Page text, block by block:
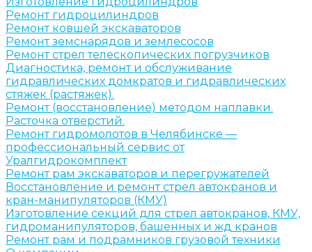
Ремонт гидроцилиндров
Ремонт ковшей экскаваторов
Ремонт земснарядов и землесосов
Ремонт стрел телескопических погрузчиков
Диагностика, ремонт и обслуживание
гидравлических домкратов и гидравлических
стяжек (растяжек).
Ремонт (восстановление) методом наплавки.
Расточка отверстий.
Ремонт гидромолотов в Челябинске —
профессиональный сервис от
Уралгидрокомплект
Ремонт рам экскаваторов и перегружателей
Восстановление и ремонт стрел автокранов и
кран-манипуляторов (КМУ)
Изготовление секций для стрел автокранов, КМУ,
гидроманипуляторов, башенных и жд кранов
Ремонт рам и подрамников грузовой техники